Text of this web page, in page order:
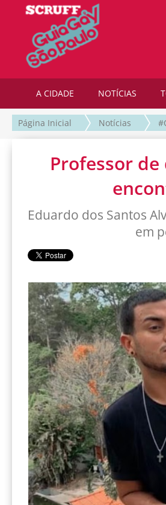
A CIDADE NOTÍCIAS
Página Inicial Notícias
Professor de
Eduardo dos Santos
em